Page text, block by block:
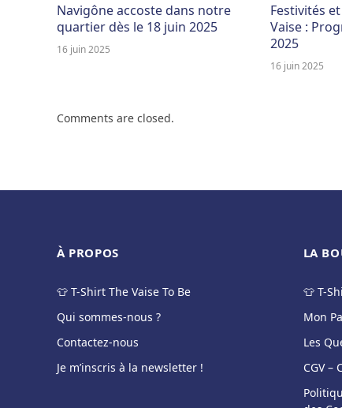
Navigône accoste dans notre
quartier dès le 18 juin 2025
16 juin 2025
Festivités
Vaise :
2025
16 juin 2025
Comments are closed.
À PROPOS
👕 T-Shirt The Vaise To Be
Qui sommes-nous ?
Contactez-nous
Je m’inscris à la newsletter !
LA
👕 T-
Mon
Les
CGV –